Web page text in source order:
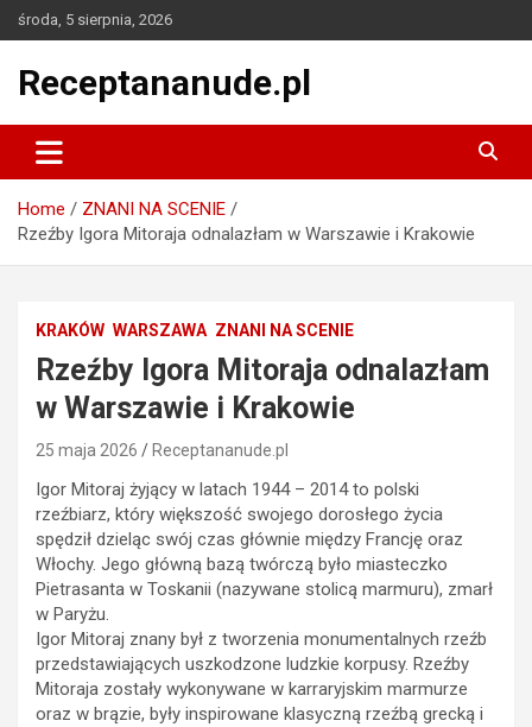
Skip
to
środa, 5 sierpnia, 2026
Receptananude.pl
Home
ZNANI NA SCENIE
Rzeźby Igora Mitoraja odnalazłam w Warszawie i Krakowie
KRAKÓW WARSZAWA ZNANI NA SCENIE
Rzeźby Igora Mitoraja odnalazłam
w Warszawie i Krakowie
25 maja 2026 Receptananude.pl
Igor Mitoraj żyjący w latach 1944 – 2014 to polski
rzeźbiarz, który większość swojego dorosłego życia
spędził dzieląc swój czas głównie między Francję oraz
Włochy. Jego główną bazą twórczą było miasteczko
Pietrasanta w Toskanii (nazywane stolicą marmuru), zmarł
w Paryżu.
Igor Mitoraj znany był z tworzenia monumentalnych rzeźb
przedstawiających uszkodzone ludzkie korpusy. Rzeźby
Mitoraja zostały wykonywane w karraryjskim marmurze
oraz w brązie, były inspirowane klasyczną rzeźbą grecką i